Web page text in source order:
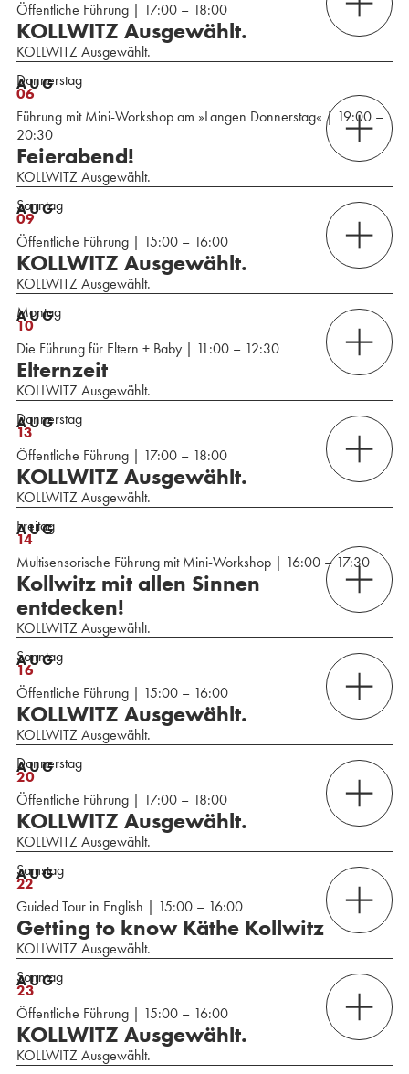
Öffentliche Führung | 17:00 – 18:00
KOLLWITZ Ausgewählt.
KOLLWITZ Ausgewählt.
Donnerstag
06
AUG
Führung mit Mini-Workshop am »Langen Donnerstag« | 19:00 –
20:30
Feierabend!
KOLLWITZ Ausgewählt.
Sonntag
09
AUG
Öffentliche Führung | 15:00 – 16:00
KOLLWITZ Ausgewählt.
KOLLWITZ Ausgewählt.
Montag
10
AUG
Die Führung für Eltern + Baby | 11:00 – 12:30
Elternzeit
KOLLWITZ Ausgewählt.
Donnerstag
13
AUG
Öffentliche Führung | 17:00 – 18:00
KOLLWITZ Ausgewählt.
KOLLWITZ Ausgewählt.
Freitag
14
AUG
Multisensorische Führung mit Mini-Workshop | 16:00 – 17:30
Kollwitz mit allen Sinnen
entdecken!
KOLLWITZ Ausgewählt.
Sonntag
16
AUG
Öffentliche Führung | 15:00 – 16:00
KOLLWITZ Ausgewählt.
KOLLWITZ Ausgewählt.
Donnerstag
20
AUG
Öffentliche Führung | 17:00 – 18:00
KOLLWITZ Ausgewählt.
KOLLWITZ Ausgewählt.
Samstag
22
AUG
Guided Tour in English | 15:00 – 16:00
Getting to know Käthe Kollwitz
KOLLWITZ Ausgewählt.
Sonntag
23
AUG
Öffentliche Führung | 15:00 – 16:00
KOLLWITZ Ausgewählt.
KOLLWITZ Ausgewählt.